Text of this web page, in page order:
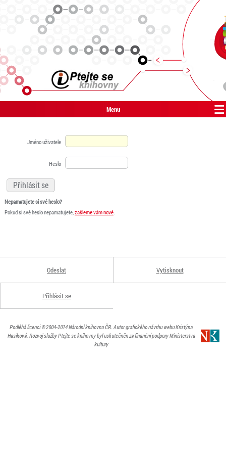
Menu
Jméno uživatele
Heslo
Nepamatujete si své heslo?
Pokud si své heslo nepamatujete,zašleme vám nové.
Odeslat Vytisknout
Přihlásit se
Podléhá licenci© 2004-2014Národní knihovna ČR. Autor grafického návrhu webu Kristýna
Hasíková. Rozvoj služby Ptejte se knihovny byl uskutečněn za finanční podpory Ministerstva
kultury